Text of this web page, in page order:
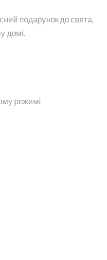
подарунок до свята,
домі.
режимі